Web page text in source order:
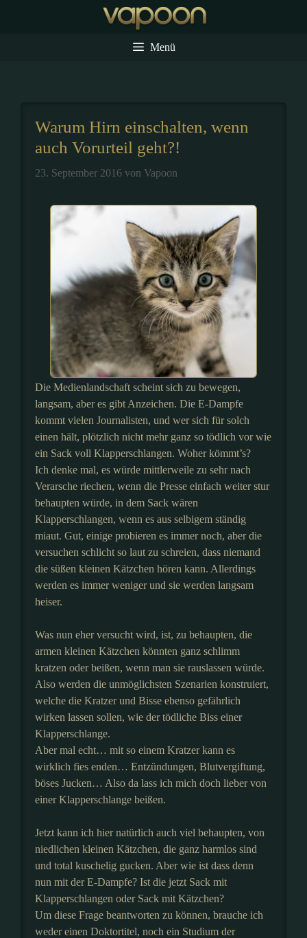
Menü
Warum Hirn einschalten, wenn
auch Vorurteil geht?!
23. September 2016 von Vapoon
Die Medienlandschaft scheint sich zu bewegen,
langsam, aber es gibt Anzeichen. Die E-Dampfe
kommt vielen Journalisten, und wer sich für solch
einen hält, plötzlich nicht mehr ganz so tödlich vor wie
ein Sack voll Klapperschlangen. Woher kömmt’s?
Ich denke mal, es würde mittlerweile zu sehr nach
Verarsche riechen, wenn die Presse einfach weiter stur
behaupten würde, in dem Sack wären
Klapperschlangen, wenn es aus selbigem ständig
miaut. Gut, einige probieren es immer noch, aber die
versuchen schlicht so laut zu schreien, dass niemand
die süßen kleinen Kätzchen hören kann. Allerdings
werden es immer weniger und sie werden langsam
heiser.
Was nun eher versucht wird, ist, zu behaupten, die
armen kleinen Kätzchen könnten ganz schlimm
kratzen oder beißen, wenn man sie rauslassen würde.
Also werden die unmöglichsten Szenarien konstruiert,
welche die Kratzer und Bisse ebenso gefährlich
wirken lassen sollen, wie der tödliche Biss einer
Klapperschlange.
Aber mal echt… mit so einem Kratzer kann es
wirklich fies enden… Entzündungen, Blutvergiftung,
böses Jucken… Also da lass ich mich doch lieber von
einer Klapperschlange beißen.
Jetzt kann ich hier natürlich auch viel behaupten, von
niedlichen kleinen Kätzchen, die ganz harmlos sind
und total kuschelig gucken. Aber wie ist dass denn
nun mit der E-Dampfe? Ist die jetzt Sack mit
Klapperschlangen oder Sack mit Kätzchen?
Um diese Frage beantworten zu können, brauche ich
weder einen Doktortitel, noch ein Studium der